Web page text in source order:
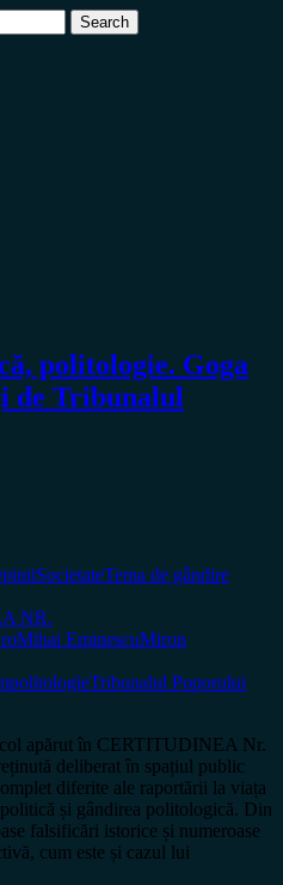
politologie. Goga
de Tribunalul
SocietateTema de gândire
NR.
Mihai EminescuMiron
politologieTribunalul Poporului
apărut în CERTITUDINEA Nr.
deliberat în spațiul public
diferite ale raportării la viața
și gândirea politologică. Din
falsificări istorice și numeroase
cum este și cazul lui